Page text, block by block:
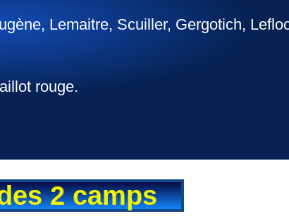
Lemaitre, Scuiller, Gergotich,
rouge.
2 camps